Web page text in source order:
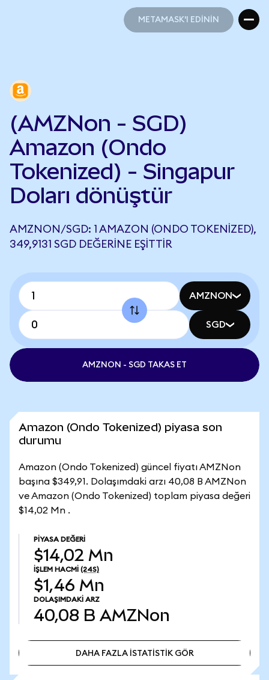
METAMASK'I EDİNİN
(AMZNon - SGD)
Amazon (Ondo
Tokenized) - Singapur
Doları dönüştür
AMZNON/SGD: 1 AMAZON (ONDO TOKENIZED),
349,9131 SGD DEĞERINE EŞITTIR
AMZNON
SGD
AMZNON - SGD TAKAS ET
Amazon (Ondo Tokenized) piyasa son
durumu
Amazon (Ondo Tokenized) güncel fiyatı AMZNon
başına $349,91. Dolaşımdaki arzı 40,08 B AMZNon
ve Amazon (Ondo Tokenized) toplam piyasa değeri
$14,02 Mn .
PIYASA DEĞERI
$14,02 Mn
İŞLEM HACMI (24S)
$1,46 Mn
DOLAŞIMDAKI ARZ
40,08 B AMZNon
DAHA FAZLA İSTATİSTİK GÖR